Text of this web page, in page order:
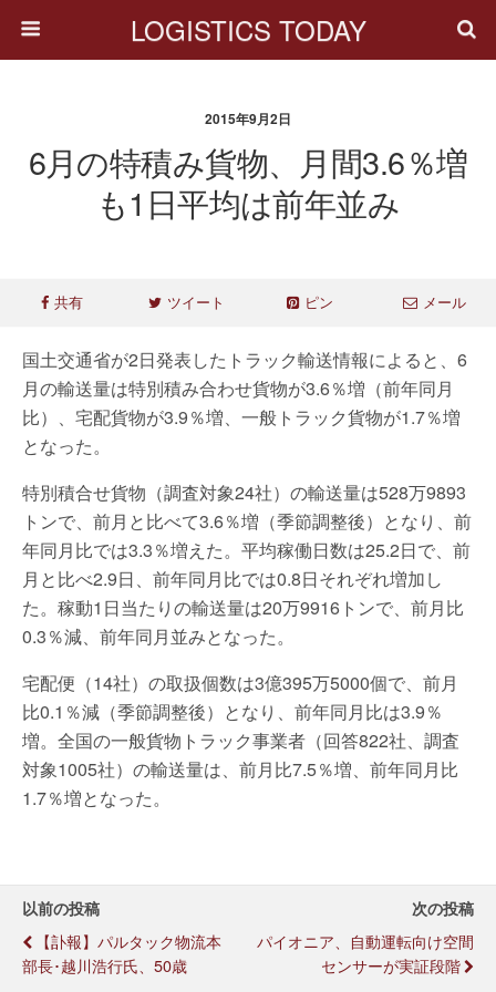
LOGISTICS TODAY
2015年9月2日
6月の特積み貨物、月間3.6％増
も1日平均は前年並み
共有 ツイート ピン メール
国土交通省が2日発表したトラック輸送情報によると、6
月の輸送量は特別積み合わせ貨物が3.6％増（前年同月
比）、宅配貨物が3.9％増、一般トラック貨物が1.7％増
となった。
特別積合せ貨物（調査対象24社）の輸送量は528万9893
トンで、前月と比べて3.6％増（季節調整後）となり、前
年同月比では3.3％増えた。平均稼働日数は25.2日で、前
月と比べ2.9日、前年同月比では0.8日それぞれ増加し
た。稼動1日当たりの輸送量は20万9916トンで、前月比
0.3％減、前年同月並みとなった。
宅配便（14社）の取扱個数は3億395万5000個で、前月
比0.1％減（季節調整後）となり、前年同月比は3.9％
増。全国の一般貨物トラック事業者（回答822社、調査
対象1005社）の輸送量は、前月比7.5％増、前年同月比
1.7％増となった。
以前の投稿
【訃報】パルタック物流本
部長･越川浩行氏、50歳
次の投稿
パイオニア、自動運転向け空間
センサーが実証段階